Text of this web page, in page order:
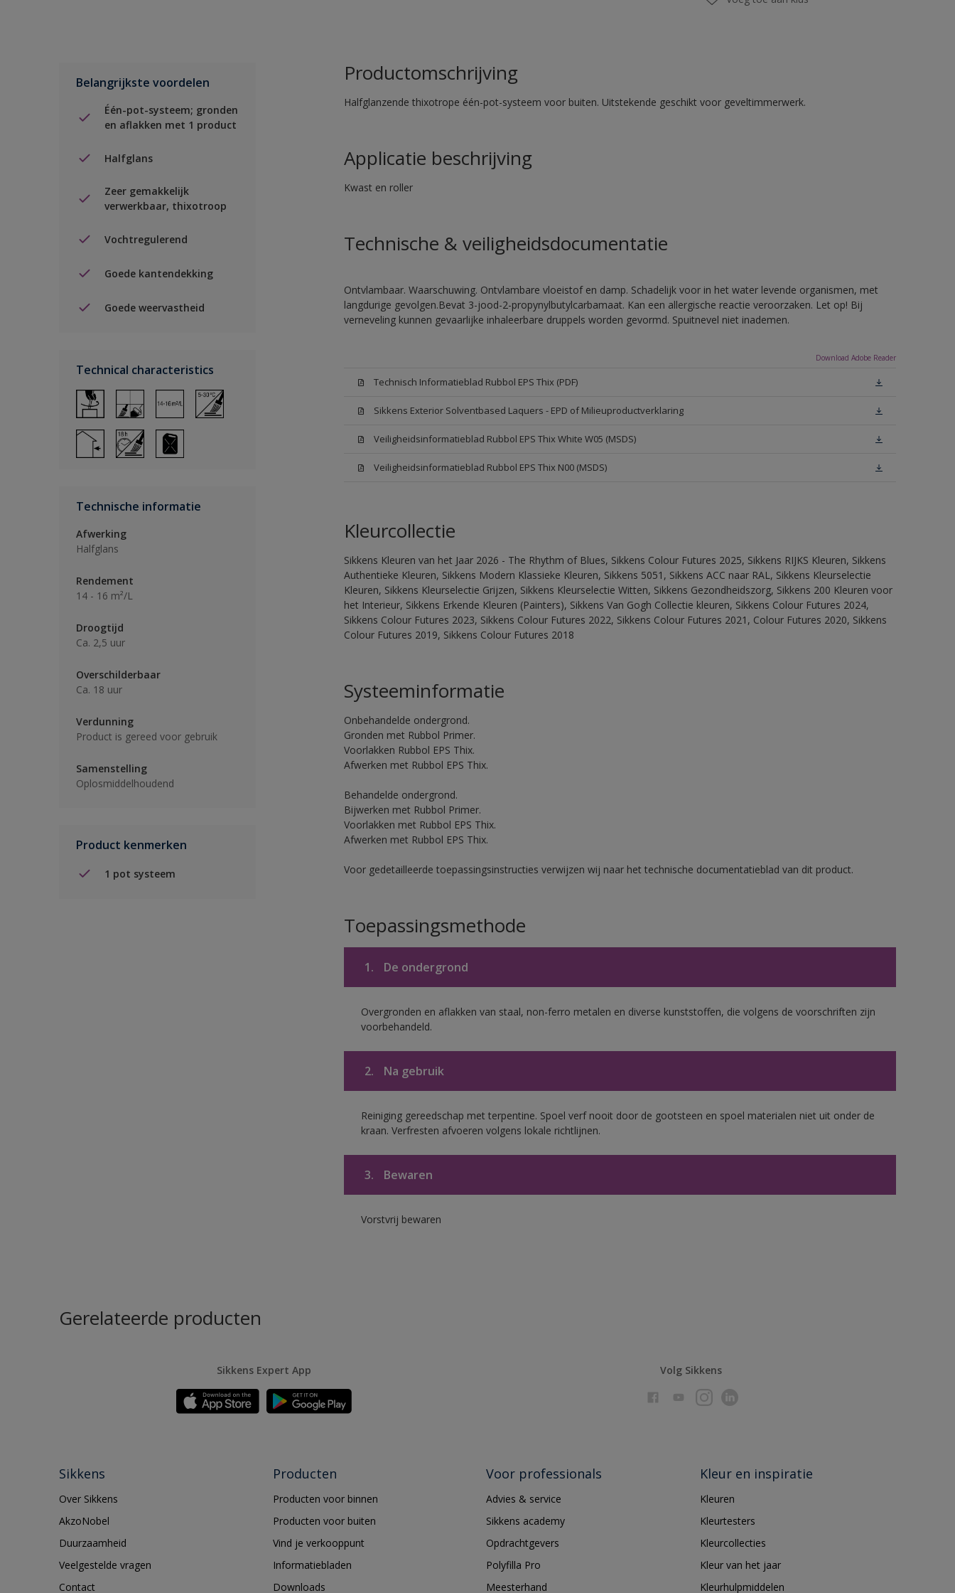
Belangrijkste voordelen
Één-pot-systeem; gronden
en aflakken met 1 product
Halfglans
Zeer gemakkelijk
verwerkbaar, thixotroop
Vochtregulerend
Goede kantendekking
Goede weervastheid
Technical characteristics
Technische informatie
Afwerking
Halfglans
Rendement
14 - 16 m²/L
Droogtijd
Ca. 2,5 uur
Overschilderbaar
Ca. 18 uur
Verdunning
Product is gereed voor gebruik
Samenstelling
Oplosmiddelhoudend
Product kenmerken
1 pot systeem
Productomschrijving
Halfglanzende thixotrope één-pot-systeem voor buiten. Uitstekende geschikt voor geveltimmerwerk.
Applicatie beschrijving
Kwast en roller
Technische & veiligheidsdocumentatie
Ontvlambaar. Waarschuwing. Ontvlambare vloeistof en damp. Schadelijk voor in het water levende organismen, met
langdurige gevolgen.Bevat 3-jood-2-propynylbutylcarbamaat. Kan een allergische reactie veroorzaken. Let op! Bij
verneveling kunnen gevaarlijke inhaleerbare druppels worden gevormd. Spuitnevel niet inademen.
Download Adobe Reader
Technisch Informatieblad Rubbol EPS Thix (PDF)
Sikkens Exterior Solventbased Laquers - EPD of Milieuproductverklaring
Veiligheidsinformatieblad Rubbol EPS Thix White W05 (MSDS)
Veiligheidsinformatieblad Rubbol EPS Thix N00 (MSDS)
Kleurcollectie
Sikkens Kleuren van het Jaar 2026 - The Rhythm of Blues, Sikkens Colour Futures 2025, Sikkens RIJKS Kleuren, Sikkens
Authentieke Kleuren, Sikkens Modern Klassieke Kleuren, Sikkens 5051, Sikkens ACC naar RAL, Sikkens Kleurselectie
Kleuren, Sikkens Kleurselectie Grijzen, Sikkens Kleurselectie Witten, Sikkens Gezondheidszorg, Sikkens 200 Kleuren voor
het Interieur, Sikkens Erkende Kleuren (Painters), Sikkens Van Gogh Collectie kleuren, Sikkens Colour Futures 2024,
Sikkens Colour Futures 2023, Sikkens Colour Futures 2022, Sikkens Colour Futures 2021, Colour Futures 2020, Sikkens
Colour Futures 2019, Sikkens Colour Futures 2018
Systeeminformatie
Onbehandelde ondergrond.
Gronden met Rubbol Primer.
Voorlakken Rubbol EPS Thix.
Afwerken met Rubbol EPS Thix.
Behandelde ondergrond.
Bijwerken met Rubbol Primer.
Voorlakken met Rubbol EPS Thix.
Afwerken met Rubbol EPS Thix.
Voor gedetailleerde toepassingsinstructies verwijzen wij naar het technische documentatieblad van dit product.
Toepassingsmethode
1. De ondergrond
Overgronden en aflakken van staal, non-ferro metalen en diverse kunststoffen, die volgens de voorschriften zijn
voorbehandeld.
2. Na gebruik
Reiniging gereedschap met terpentine. Spoel verf nooit door de gootsteen en spoel materialen niet uit onder de
kraan. Verfresten afvoeren volgens lokale richtlijnen.
3. Bewaren
Vorstvrij bewaren
Gerelateerde producten
Sikkens Expert App Volg Sikkens
Sikkens
Over Sikkens
AkzoNobel
Duurzaamheid
Veelgestelde vragen
Contact
Producten
Producten voor binnen
Producten voor buiten
Vind je verkooppunt
Informatiebladen
Downloads
Voor professionals
Advies & service
Sikkens academy
Opdrachtgevers
Polyfilla Pro
Meesterhand
Kleur en inspiratie
Kleuren
Kleurtesters
Kleurcollecties
Kleur van het jaar
Kleurhulpmiddelen